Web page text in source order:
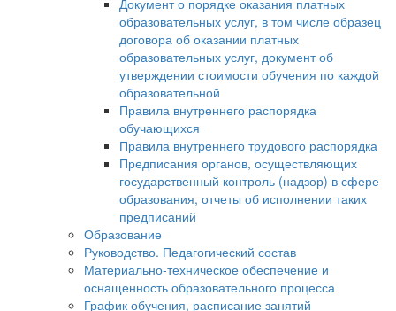
Документ о порядке оказания платных
образовательных услуг, в том числе образец
договора об оказании платных
образовательных услуг, документ об
утверждении стоимости обучения по каждой
образовательной
Правила внутреннего распорядка
обучающихся
Правила внутреннего трудового распорядка
Предписания органов, осуществляющих
государственный контроль (надзор) в сфере
образования, отчеты об исполнении таких
предписаний
Образование
Руководство. Педагогический состав
Материально-техническое обеспечение и
оснащенность образовательного процесса
График обучения, расписание занятий